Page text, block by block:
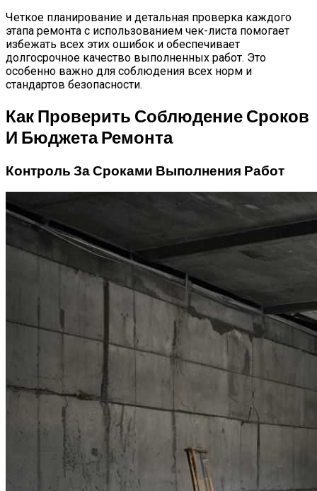
Четкое планирование и детальная проверка каждого
этапа ремонта с использованием чек-листа помогает
избежать всех этих ошибок и обеспечивает
долгосрочное качество выполненных работ. Это
особенно важно для соблюдения всех норм и
стандартов безопасности.
Как Проверить Соблюдение Сроков
И Бюджета Ремонта
Контроль За Сроками Выполнения Работ